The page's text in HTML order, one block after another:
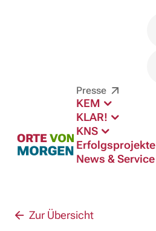
Presse
KEM
KLAR!
KNS
Erfolgsprojekte
News & Service
Zur Übersicht